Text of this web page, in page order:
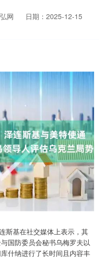
网
日期：2025-12-15
基在社交媒体上表示，其
国防委员会秘书乌梅罗夫以
什纳进行了长时间且内容丰